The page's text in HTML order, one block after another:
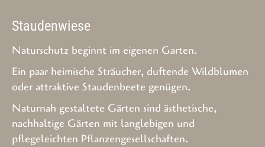
Staudenwiese
Naturschutz beginnt im eigenen Garten.
Ein paar heimische Sträucher, duftende Wildblumen
oder attraktive Staudenbeete genügen.
Naturnah gestaltete Gärten sind ästhetische,
nachhaltige Gärten mit langlebigen und
pflegeleichten Pflanzengesellschaften.